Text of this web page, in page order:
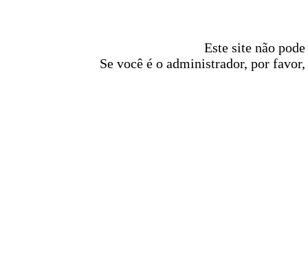
Este site não
Se você é o administrador, por